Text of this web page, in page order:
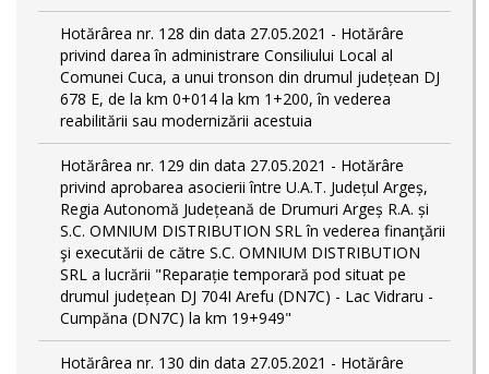
Hotărârea nr. 128 din data 27.05.2021 - Hotărâre
privind darea în administrare Consiliului Local al
Comunei Cuca, a unui tronson din drumul județean DJ
678 E, de la km 0+014 la km 1+200, în vederea
reabilitării sau modernizării acestuia
Hotărârea nr. 129 din data 27.05.2021 - Hotărâre
privind aprobarea asocierii între U.A.T. Județul Argeș,
Regia Autonomă Județeană de Drumuri Argeș R.A. și
S.C. OMNIUM DISTRIBUTION SRL în vederea finanţării
şi executării de către S.C. OMNIUM DISTRIBUTION
SRL a lucrării "Reparație temporară pod situat pe
drumul județean DJ 704I Arefu (DN7C) - Lac Vidraru -
Cumpăna (DN7C) la km 19+949"
Hotărârea nr. 130 din data 27.05.2021 - Hotărâre